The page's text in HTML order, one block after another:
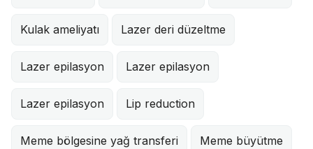
Kulak ameliyatı Lazer deri düzeltme
Lazer epilasyon Lazer epilasyon
Lazer epilasyon Lip reduction
Meme bölgesine yağ transferi Meme büyütme